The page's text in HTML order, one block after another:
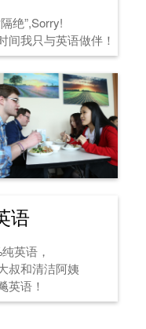
绝”,Sorry!
间我只与英语做伴！
语
英语，
叔和清洁阿姨
英语！